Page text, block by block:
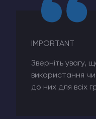
IMPORTANT
Зверніть увагу,
використання
до них для всіх